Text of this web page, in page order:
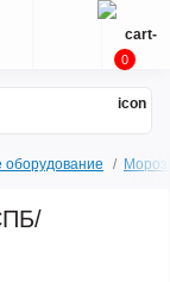
0
оборудование